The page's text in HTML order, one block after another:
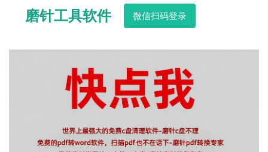
磨针工具软件 微信扫码登录